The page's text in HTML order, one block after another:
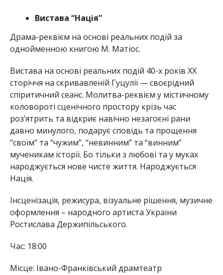
Вистава “Нація”
Драма-реквієм на основі реальних подій за
однойменною книгою М. Матіос.
Вистава на основі реальних подій 40-х років XX
сторіччя на скривавленій Гуцулії — своєрідний
спіритичний сеанс. Молитва-реквієм у містичному
коловороті сценічного простору крізь час
роз’ятрить та відкриє навічно незагоєні рани
давно минулого, подарує сповідь та прощення
“своїм” та “чужим”, “невинним” та “винним”
мученикам історії. Бо тільки з любові та у муках
народжується нове чисте життя. Народжується
Нація.
Інсценізація, режисура, візуальне рішення, музичне
оформлення – народного артиста України
Ростислава Держипільського.
Час: 18:00
Місце: Івано-Франківський драмтеатр